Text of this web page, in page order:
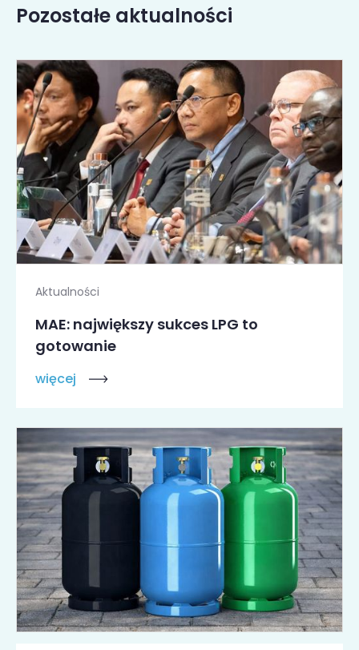
Pozostałe aktualności
Aktualności
MAE: największy sukces LPG to
gotowanie
więcej